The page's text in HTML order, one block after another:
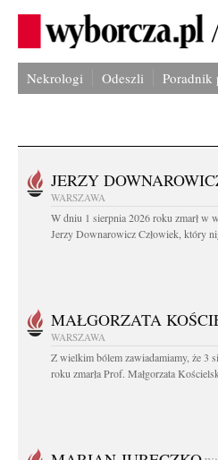
Nekrologi Odeszli Poradnik
JERZY
WARSZAWA
W dniu 1 sierpnia 2026 roku zmarł w
Jerzy Downarowicz Człowiek, który
MAŁGORZATA
WARSZAWA
Z wielkim bólem zawiadamiamy, że 3
roku zmarła Prof. Małgorzata